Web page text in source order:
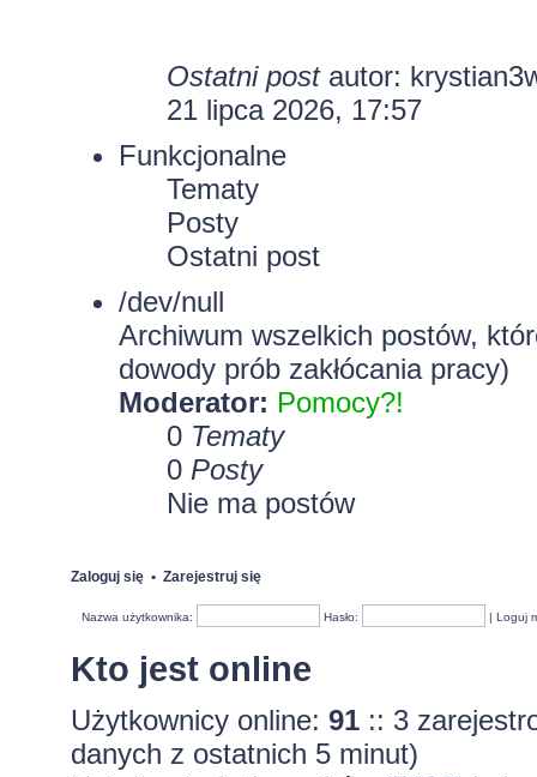
Ostatni postautor:
21 lipca 2026, 17:57
Funkcjonalne
Tematy
Posty
Ostatni post
/dev/null
Archiwum wszelkich postów,
dowody prób zakłócania pracy)
Moderator: Pomocy?!
0 Tematy
0 Posty
Nie ma postów
Zaloguj się• Zarejestruj się
Nazwa użytkownika: Hasło: |Loguj
Kto jest online
Użytkownicy online: 91:: 3
danych z ostatnich 5 minut)